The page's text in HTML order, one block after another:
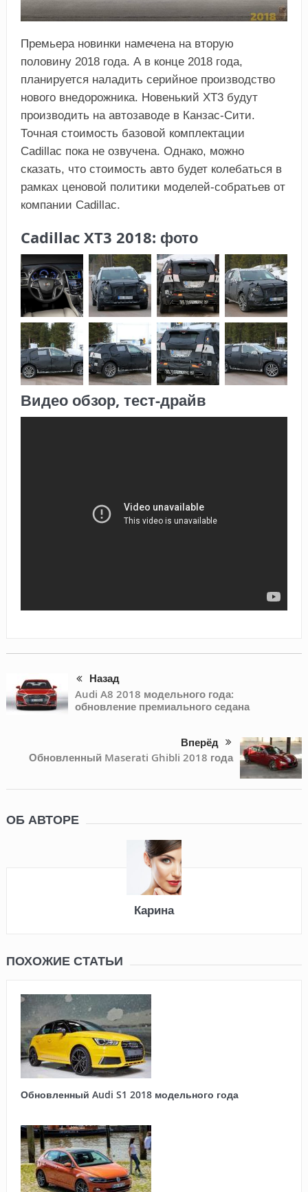
Премьера новинки намечена на вторую
половину 2018 года. А в конце 2018 года,
планируется наладить серийное производство
нового внедорожника. Новенький ХТ3 будут
производить на автозаводе в Канзас-Сити.
Точная стоимость базовой комплектации
Cadillac пока не озвучена. Однако, можно
сказать, что стоимость авто будет колебаться в
рамках ценовой политики моделей-собратьев от
компании Cadillac.
Cadillac XT3 2018: фото
Видео обзор, тест-драйв
Назад
Audi A8 2018 модельного года:
обновление премиального седана
Вперёд
Обновленный Maserati Ghibli 2018 года
ОБ АВТОРЕ
Карина
ПОХОЖИЕ СТАТЬИ
Обновленный Audi S1 2018 модельного года